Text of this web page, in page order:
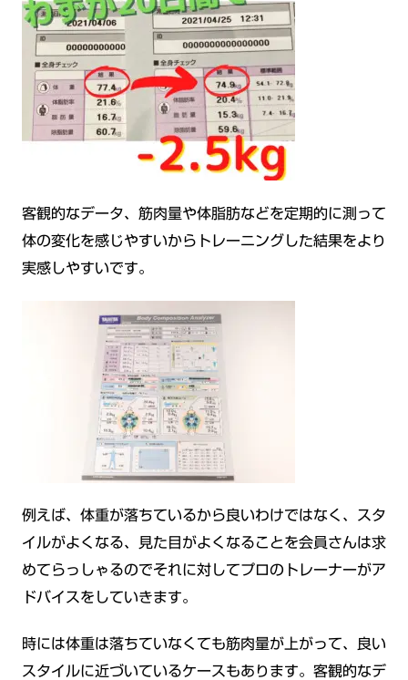
客観的なデータ、筋肉量や体脂肪などを定期的に測って
体の変化を感じやすいからトレーニングした結果をより
実感しやすいです。
例えば、体重が落ちているから良いわけではなく、スタ
イルがよくなる、見た目がよくなることを会員さんは求
めてらっしゃるのでそれに対してプロのトレーナーがア
ドバイスをしていきます。
時には体重は落ちていなくても筋肉量が上がって、良い
スタイルに近づいているケースもあります。客観的なデ